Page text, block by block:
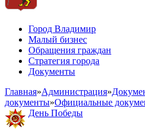
Город Владимир
Малый бизнес
Обращения граждан
Стратегия города
Документы
Главная»Администрация»
документы»Официальные
День Победы